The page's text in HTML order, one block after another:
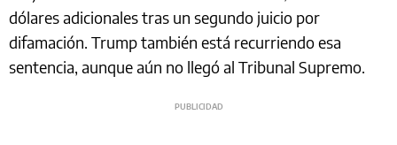
dólares adicionales tras un segundo juicio por
difamación. Trump también está recurriendo esa
sentencia, aunque aún no llegó al Tribunal Supremo.